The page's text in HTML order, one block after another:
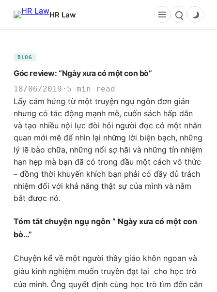
Chuyển
phần
dung
HR Law
BLOG
Góc review: “Ngày xưa có một con bò”
18/06/2019 · 5 min read
Lấy cảm hứng từ một truyện ngụ ngôn đơn giản
nhưng có tác động mạnh mẽ, cuốn sách hấp dẫn
và tạo nhiều nội lực đòi hỏi người đọc có một nhãn
quan mới mẽ để nhìn lại những lời biện bạch, những
lý lẽ bào chữa, những nổi sợ hãi và những tín nhiệm
hạn hẹp mà bạn đã có trong đầu một cách vô thức
– đồng thời khuyến khích bạn phải có đầy đủ trách
nhiệm đối với khả năng thật sự của mình và nắm
bắt được nó.
Tóm tắt chuyện ngụ ngôn ” Ngày xưa có một con
bò…”
Chuyện kể về một người thầy giáo khôn ngoan và
giàu kinh nghiệm muốn truyền đạt lại cho học trò
của mình. Ông quyết định cùng học trò tìm đến căn